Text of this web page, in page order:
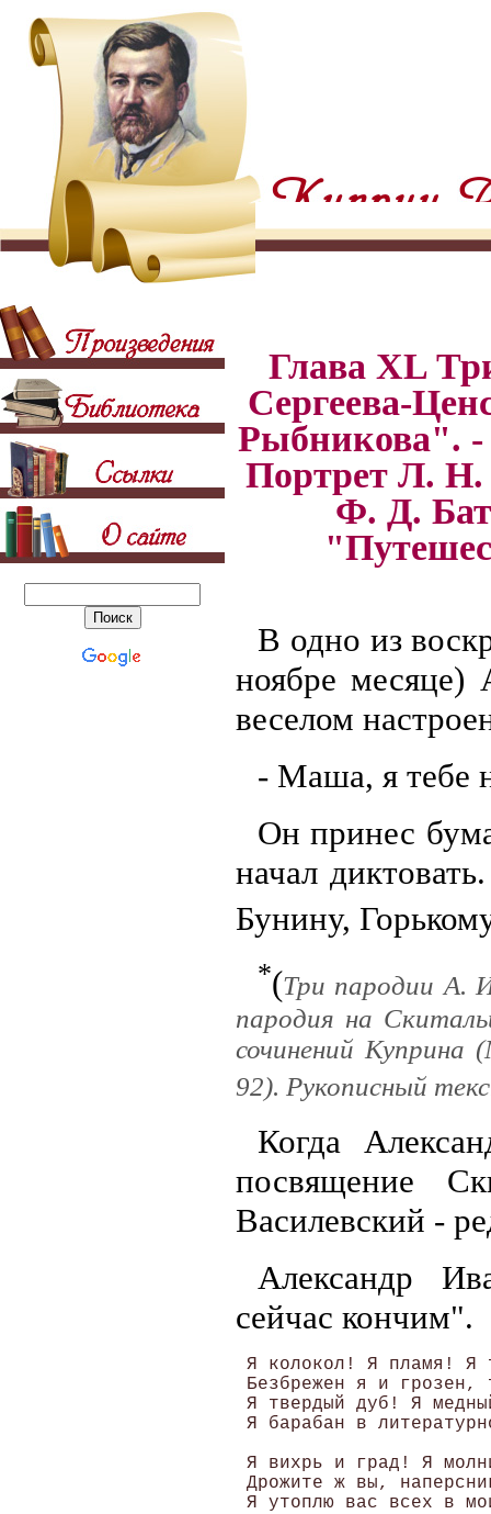
Глава XL
Сергеева-
Рыбникова". -
Портрет Л. H.
Ф. Д.
В одно из
ноябре месяце)
веселом
- Маша, я тебе
Он принес
начал
Бунину,
*(Три пародии А.
пародия на
сочинений Куприна
92). Рукописный
Когда
посвящение
Василевский -
Александр
сейчас кончим".
Я колокол! Я пламя! Я
Безбрежен я и
Я твердый дуб! Я
Я барабан в
Я вихрь и град! Я
Дрожите ж вы,
Я утоплю вас всех в